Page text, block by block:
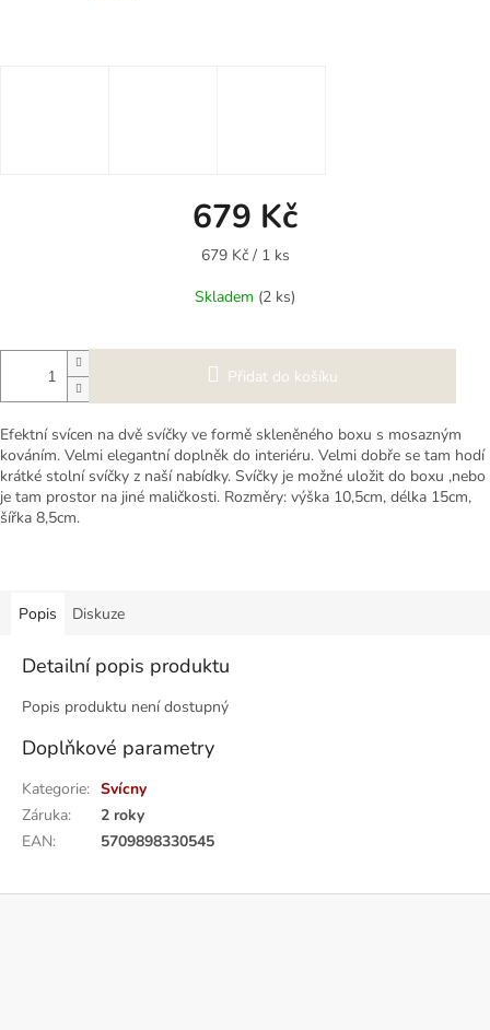
679 Kč
Měrná
679 Kč / 1 ks
Skladem (2 ks)
Přidat do košíku
Efektní svícen na dvě svíčky ve formě skleněného boxu s mosazným
kováním. Velmi elegantní doplněk do interiéru. Velmi dobře se tam hodí
krátké stolní svíčky z naší nabídky. Svíčky je možné uložit do boxu ,nebo
je tam prostor na jiné maličkosti. Rozměry: výška 10,5cm, délka 15cm,
šířka 8,5cm.
Popis Diskuze
Detailní popis produktu
Popis produktu není dostupný
Doplňkové parametry
Kategorie: Svícny
Záruka:
2 roky
EAN: 5709898330545
Z